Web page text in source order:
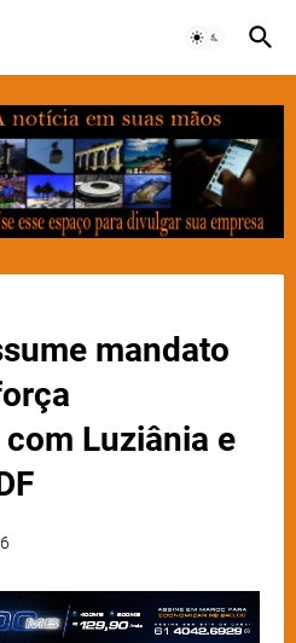
mandato
Luziânia e